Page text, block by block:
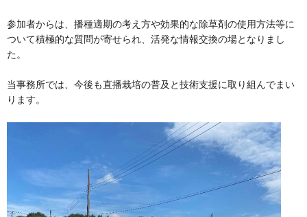
参加者からは、播種適期の考え方や効果的な除草剤の使用方法等に
ついて積極的な質問が寄せられ、活発な情報交換の場となりまし
た。
当事務所では、今後も直播栽培の普及と技術支援に取り組んでまい
ります。